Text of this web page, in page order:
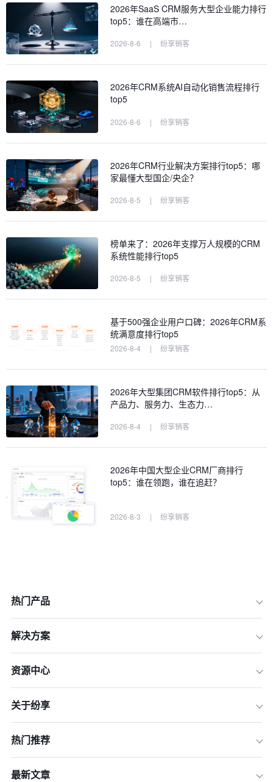
一、奠定成功基石：CRM采购的准备与
查
效应用
2026年SaaS CRM服务大型企业能力排行
top5：谁在高端市…
2026-8-6 | 纷享销客
2026年CRM系统AI自动化销售流程排行
top5
2026-8-6 | 纷享销客
2026年CRM行业解决方案排行top5：哪
家最懂大型国企/央企？
2026-8-5 | 纷享销客
榜单来了：2026年支撑万人规模的CRM
系统性能排行top5
2026-8-5 | 纷享销客
基于500强企业用户口碑：2026年CRM系
统满意度排行top5
2026-8-4 | 纷享销客
2026年大型集团CRM软件排行top5：从
产品力、服务力、生态力…
2026-8-4 | 纷享销客
2026年中国大型企业CRM厂商排行
top5：谁在领跑，谁在追赶？
2026-8-3 | 纷享销客
热门产品
解决方案
资源中心
关于纷享
热门推荐
最新文章